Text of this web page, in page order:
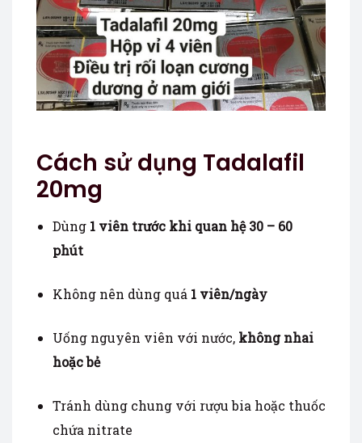
Cách sử dụng Tadalafil
20mg
Dùng 1 viên trước khi quan hệ 30 – 60
phút
Không nên dùng quá 1 viên/ngày
Uống nguyên viên với nước, không nhai
hoặc bẻ
Tránh dùng chung với rượu bia hoặc thuốc
chứa nitrate